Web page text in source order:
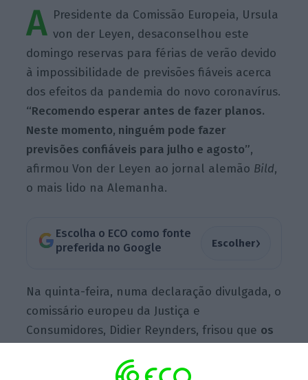
A Presidente da Comissão Europeia, Ursula
von der Leyen, desaconselhou este
domingo reservas para férias de verão devido
à impossibilidade de previsões fiáveis acerca
dos efeitos da pandemia do novo coronavírus.
“Recomendo esperar antes de fazer planos.
Neste momento, ninguém pode fazer
previsões confiáveis para julho e agosto”,
afirmou Von der Leyen ao jornal alemão Bild,
o mais lido na Alemanha.
Escolha o ECO como fonte
preferida no Google
Escolher›
Na quinta-feira, numa declaração divulgada, o
comissário europeu da Justiça e
Consumidores, Didier Reynders, frisou que os
devido ao Covid-19 têm direito a reembolso, ao